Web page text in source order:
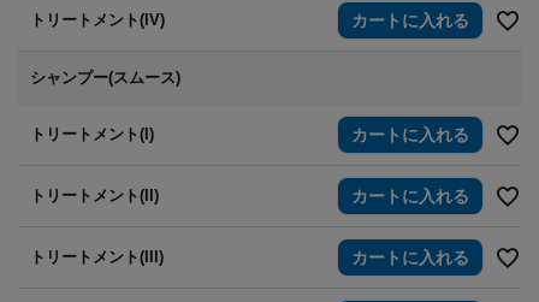
トリートメント(IV) カートに入れる
シャンプー(スムース)
トリートメント(I) カートに入れる
トリートメント(II) カートに入れる
トリートメント(III) カートに入れる